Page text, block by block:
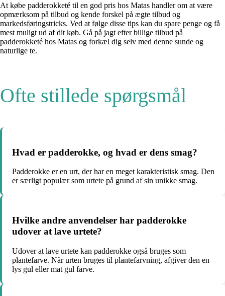
At købe padderokketé til en god pris hos Matas handler om at være
opmærksom på tilbud og kende forskel på ægte tilbud og
markedsføringstricks. Ved at følge disse tips kan du spare penge og få
mest muligt ud af dit køb. Gå på jagt efter billige tilbud på
padderokketé hos Matas og forkæl dig selv med denne sunde og
naturlige te.
Ofte stillede spørgsmål
Hvad er padderokke, og hvad er dens smag?
Padderokke er en urt, der har en meget karakteristisk smag. Den
er særligt populær som urtete på grund af sin unikke smag.
Hvilke andre anvendelser har padderokke
udover at lave urtete?
Udover at lave urtete kan padderokke også bruges som
plantefarve. Når urten bruges til plantefarvning, afgiver den en
lys gul eller mat gul farve.